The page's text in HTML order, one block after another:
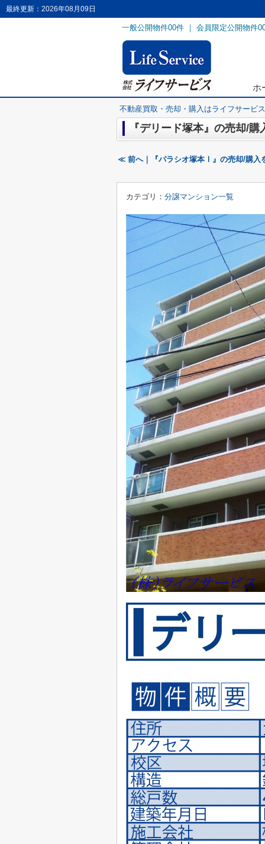
最終更新：2026年08月09日
一般公開物件00件 ｜ 会員限定公開物件
ホ
不動産買取・売却・購入はライフサービス
『デリード塚本』の売却/
≪ 前へ｜『パラシオ塚本Ⅰ』の売却/購入
カテゴリ： 分譲マンション一覧